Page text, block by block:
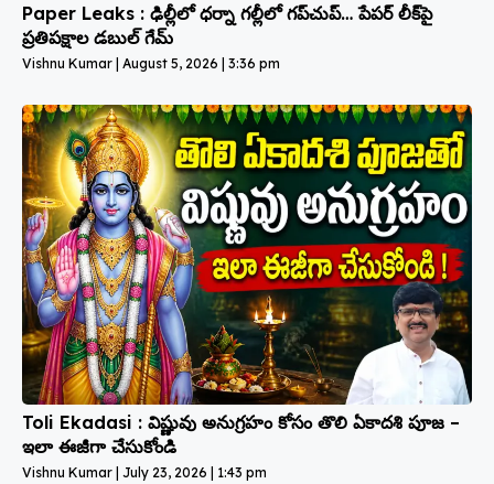
Paper Leaks : ఢిల్లీలో ధర్నా గల్లీలో గప్‌చుప్… పేపర్ లీక్‌పై
ప్రతిపక్షాల డబుల్ గేమ్
Vishnu Kumar August 5, 2026 3:36 pm
Toli Ekadasi : విష్ణువు అనుగ్రహం కోసం తొలి ఏకాదశి పూజ –
ఇలా ఈజీగా చేసుకోండి
Vishnu Kumar July 23, 2026 1:43 pm